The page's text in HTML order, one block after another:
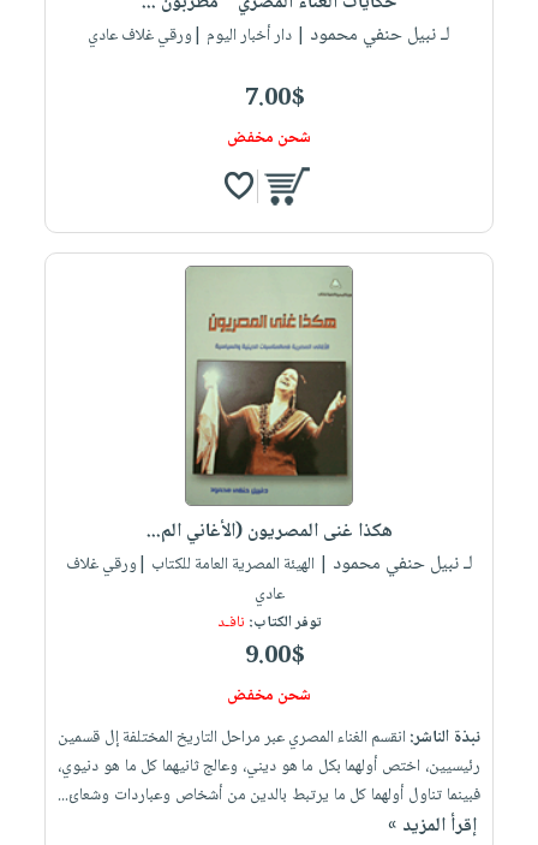
لـ نبيل حنفي محمود | دار أخبار اليوم |ورقي غلاف عادي
7.00$
شحن مخفض
هكذا غنى المصريون (الأغاني الم...
لـ نبيل حنفي محمود | الهيئة المصرية العامة للكتاب |ورقي غلاف
عادي
توفر الكتاب: نافـد
9.00$
شحن مخفض
نبذة الناشر: انقسم الغناء المصري عبر مراحل التاريخ المختلفة إل قسمين
رئيسيين، اختص أولهما بكل ما هو ديني، وعالج ثانيهما كل ما هو دنيوي،
فبينما تناول أولهما كل ما يرتبط بالدين من أشخاص وعباردات وشعائ...
إقرأ المزيد »